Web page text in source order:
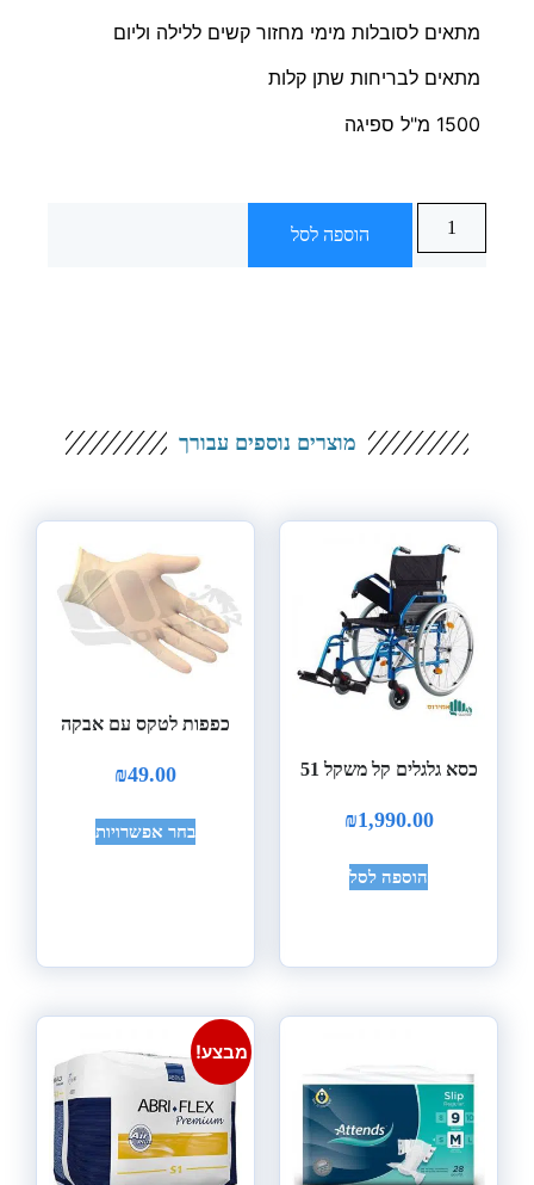
מתאים לסובלות מימי מחזור קשים ללילה וליום
מתאים לבריחות שתן קלות
1500 מ"ל ספיגה
הוספה לסל
מוצרים נוספים עבורך
כסא גלגלים קל משקל 51
₪1,990.00
הוספה לסל
כפפות לטקס עם אבקה
₪49.00
בחר אפשרויות
מבצע!